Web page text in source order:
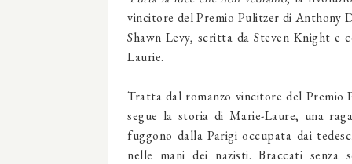
vincitore del Premio Pulitzer di Anthony
Shawn Levy, scritta da Steven Knight
Laurie.
Tratta dal romanzo vincitore del Premio
segue la storia di Marie-Laure, una
fuggono dalla Parigi occupata dai
nelle mani dei nazisti. Braccati